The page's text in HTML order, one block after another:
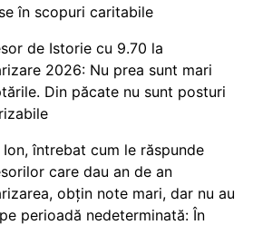
în scopuri caritabile
de Istorie cu 9.70 la
2026: Nu prea sunt mari
Din păcate nu sunt posturi
Ion, întrebat cum le răspunde
care dau an de an
obțin note mari, dar nu au
perioadă nedeterminată: În